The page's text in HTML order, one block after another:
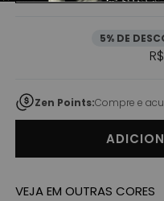
5% DE
Zen Points:Compre e
VEJA EM OUTRAS CORES